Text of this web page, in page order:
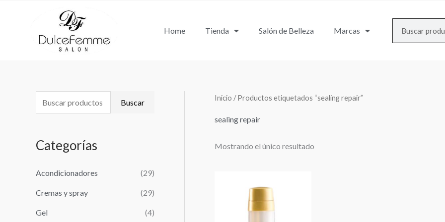
Home Tienda Salón de Belleza Marcas
u
c
r
p
o
Buscar
Categorías
Acondicionadores (29)
Cremas y spray (29)
Gel (4)
Inicio / Productos etiquetados “sealing repair”
sealing repair
Mostrando el único resultado